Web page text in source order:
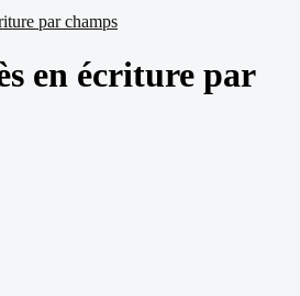
par champs
en écriture par